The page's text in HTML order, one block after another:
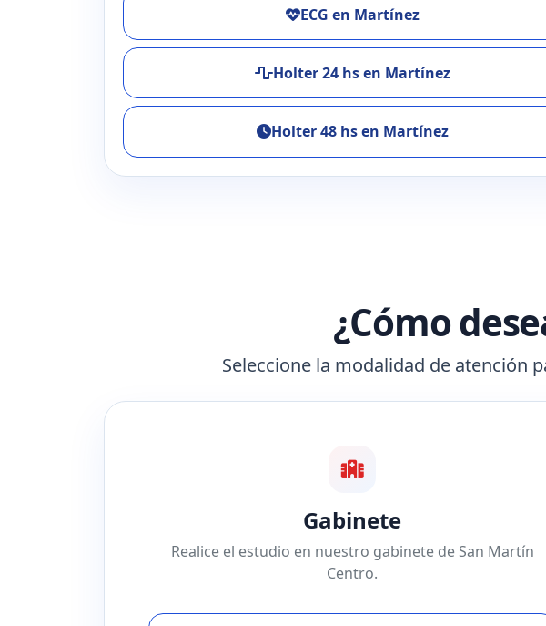
ECG en Martínez
Holter 24 hs en Martínez
Holter 48 hs en Martínez
¿Cómo
Seleccione la modalidad de atención
Gabinete
Realice el estudio en nuestro gabinete de San Martín
Centro.